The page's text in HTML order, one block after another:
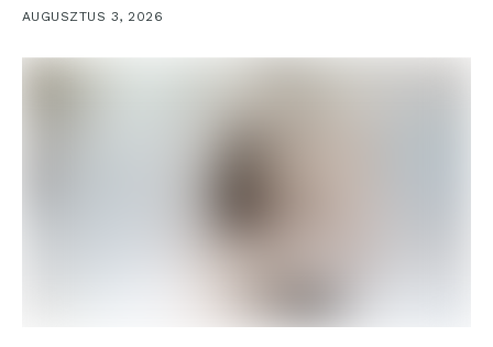
AUGUSZTUS 3, 2026